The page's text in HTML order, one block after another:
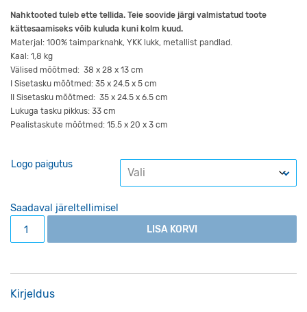
Nahktooted tuleb ette tellida. Teie soovide järgi valmistatud toote
kättesaamiseks võib kuluda kuni kolm kuud.
Materjal: 100% taimparknahk, YKK lukk, metallist pandlad.
Kaal: 1,8 kg
Välised mõõtmed: 38 x 28 x 13 cm
I Sisetasku mõõtmed: 35 x 24.5 x 5 cm
II Sisetasku mõõtmed: 35 x 24.5 x 6.5 cm
Lukuga tasku pikkus: 33 cm
Pealistaskute mõõtmed: 15.5 x 20 x 3 cm
Logo paigutus
Saadaval järeltellimisel
Nahkkott Professor II helepruun kogus
LISA KORVI
Kirjeldus